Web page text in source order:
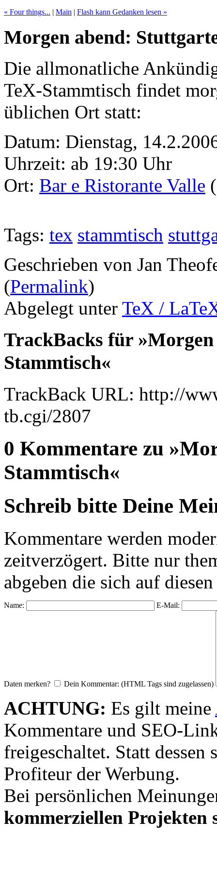
« Four things... | Main | Flash kann Gedanken lesen »
Morgen abend:
Die allmonatliche
TeX-Stammtisch findet
üblichen Ort statt:
Datum: Dienstag,
Uhrzeit: ab 19:30 Uhr
Ort: Bar e Ristorante Valle
Tags: tex stammtisch
Geschrieben von Jan
(Permalink)
Abgelegt unter TeX /
TrackBacks für
Stammtisch«
TrackBack URL: http://
tb.cgi/2807
0 Kommentare zu
Stammtisch«
Schreib bitte Deine
Kommentare werden
zeitverzögert. Bitte nur
abgeben die sich auf
Name: E-Mail:
Daten merken? Dein Kommentar: (HTML Tags sind zugelassen)
ACHTUNG: Es gilt meine
Kommentare und SEO-
freigeschaltet. Statt dessen
Profiteur der Werbung.
Bei persönlichen
kommerziellen Projekten